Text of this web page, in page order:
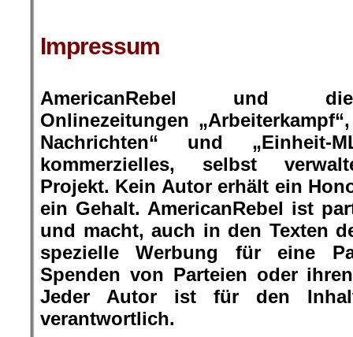
Impressum
AmericanRebel und die
Onlinezeitungen
Nachrichten“ und
kommerzielles, selbst
Projekt. Kein Autor erhält ein
ein Gehalt. AmericanRebel ist
und macht, auch in den Texten
spezielle Werbung für eine
Spenden von Parteien oder
Jeder Autor ist für den
verantwortlich.